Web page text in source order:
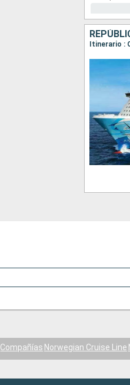
Itinerario :
Compañías Norwegian Cruise Line